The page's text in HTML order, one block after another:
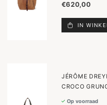
€620,00
IN
JÉRÔME
CROCO
Op voorraad